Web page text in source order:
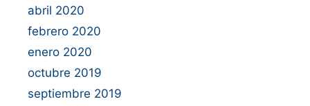
abril 2020
febrero 2020
enero 2020
octubre 2019
septiembre 2019